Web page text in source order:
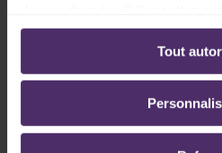
ligne:
Politique de confidentialité-
d’utilisation des cookies
Tout